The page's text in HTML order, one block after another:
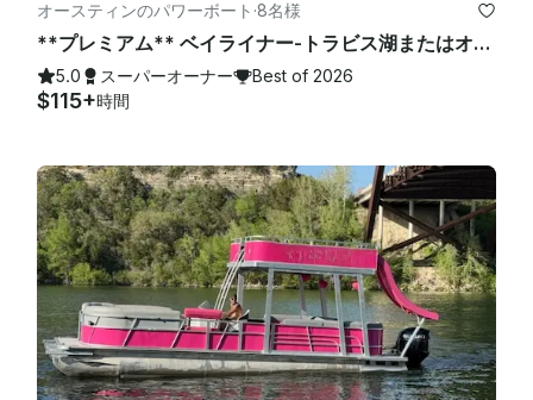
オースティンのパワーボート ·8名様
**プレミアム** ベイライナー-トラビス湖またはオースティン湖（2/2）
5.0 スーパーオーナー Best of 2026
$115+時間